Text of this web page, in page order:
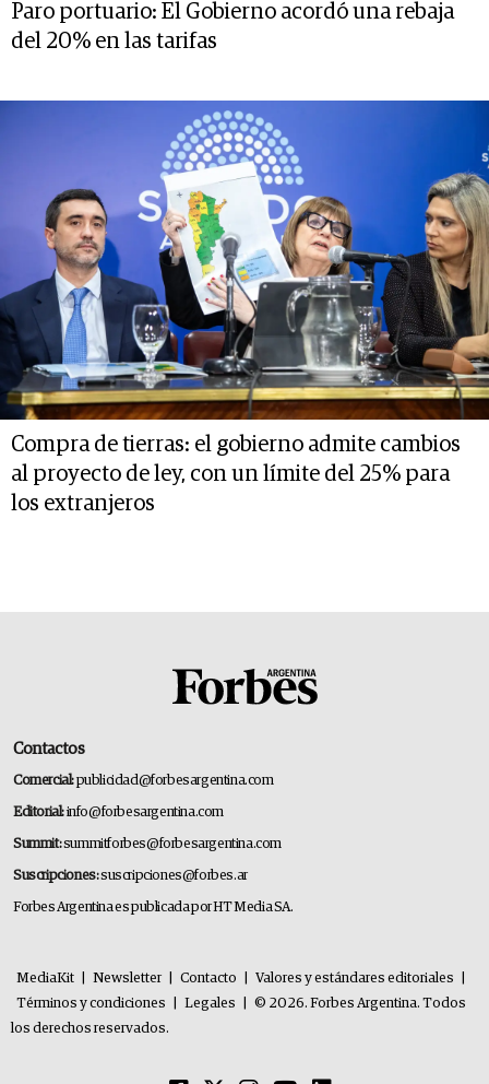
Paro portuario: El Gobierno acordó una rebaja
del 20% en las tarifas
Compra de tierras: el gobierno admite cambios
al proyecto de ley, con un límite del 25% para
los extranjeros
Contactos
Comercial:publicidad@forbesargentina.com
Editorial:info@forbesargentina.com
Summit:summitforbes@forbesargentina.com
Suscripciones:suscripciones@forbes.ar
Forbes Argentina es publicada por HT Media SA.
MediaKit Newsletter Contacto Valores y estándares editoriales
Términos y condiciones
Legales
© 2026. Forbes Argentina. Todos
los derechos reservados.